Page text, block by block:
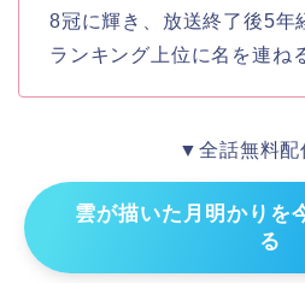
8冠に輝き、放送終了後5年
ランキング上位に名を連ね
▼全話無料
雲が描いた月明かりを
る